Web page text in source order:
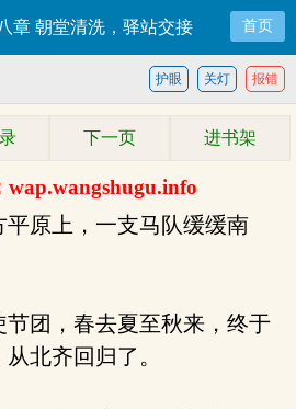
章 朝堂清洗，驿站交接 首页
报错
关灯
护眼
下一页 进书架
wap.wangshugu.info
原上，一支马队缓缓南
团，春去夏至秋来，终于
北齐回归了。